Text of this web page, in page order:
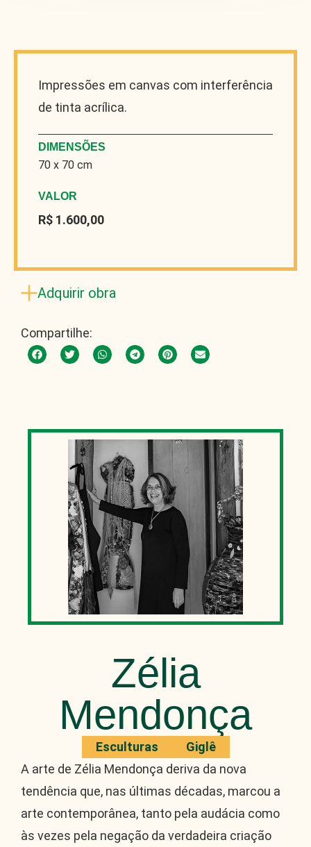
Impressões em canvas com interferência
de tinta acrílica.
DIMENSÕES
70 x 70 cm
VALOR
R$ 1.600,00
Adquirir obra
Compartilhe:
Zélia
Mendonça
Esculturas
Giglê
A arte de Zélia Mendonça deriva da nova
tendência que, nas últimas décadas, marcou a
arte contemporânea, tanto pela audácia como
às vezes pela negação da verdadeira criação